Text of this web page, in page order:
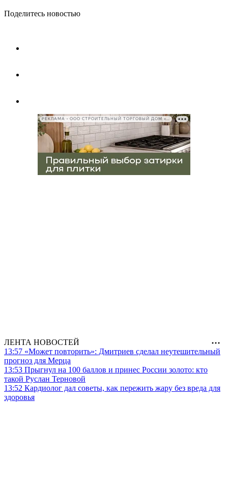
Поделитесь новостью
РЕКЛАМА • ООО СТРОИТЕЛЬНЫЙ ТОРГОВЫЙ ДОМ «ПЕТРОВИЧ», ИНН 7802348846
ЛЕНТА НОВОСТЕЙ
13:57 «Может повторить»: Дмитриев сделал неутешительный
прогноз для Мерца
13:53 Прыгнул на 100 баллов и принес России золото: кто
такой Руслан Терновой
13:52 Кардиолог дал советы, как пережить жару без вреда для
здоровья